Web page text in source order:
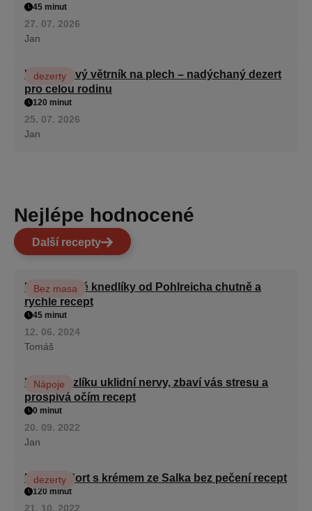
45 minut
27. 07. 2026
Jan
Karamelový větrník na plech – nadýchaný dezert
pro celou rodinu
dezerty
120 minut
25. 07. 2026
Jan
Nejlépe hodnocené
Další recepty
Karlovarské knedlíky od Pohlreicha chutně a
rychle recept
Bez masa
45 minut
12. 06. 2024
Tomáš
Kořen kozlíku uklidní nervy, zbaví vás stresu a
prospívá očím recept
Nápoje
0 minut
20. 09. 2022
Jan
Patrový dort s krémem ze Salka bez pečení recept
dezerty
120 minut
21. 10. 2022